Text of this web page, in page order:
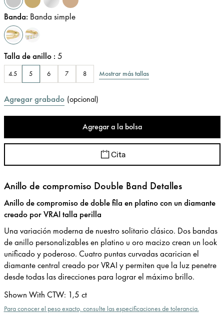
Banda: Banda simple
Talla de anillo : 5
4.5 5 6 7 8 Mostrar más tallas
Agregar grabado (opcional)
Agregar a la bolsa
Cita
Anillo de compromiso Double Band Detalles
Anillo de compromiso de doble fila en platino con un diamante
creado por VRAI talla perilla
Una variación moderna de nuestro solitario clásico. Dos bandas
de anillo personalizables en platino u oro macizo crean un look
unificado y poderoso. Cuatro puntas curvadas acarician el
diamante central creado por VRAI y permiten que la luz penetre
desde todas las direcciones para lograr el máximo brillo.
Shown With CTW: 1,5 ct
Para conocer el peso exacto, consulte las especificaciones de tolerancia.